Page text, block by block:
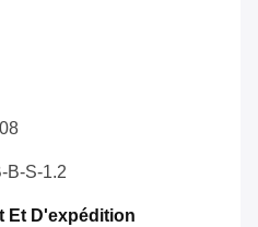
B-S-1.2
Et D'expédition